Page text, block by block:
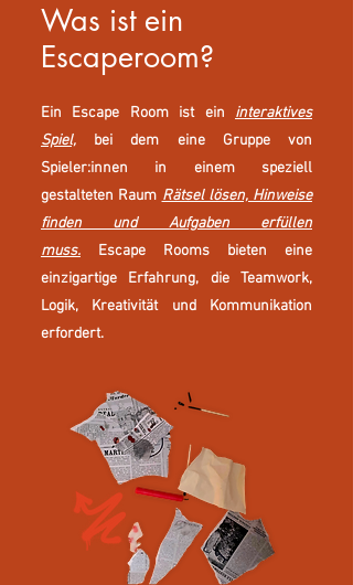
Was ist ein
Escaperoom?
Ein Escape Room ist ein interaktives
Spiel, bei dem eine Gruppe von
Spieler:innen in einem speziell
gestalteten Raum Rätsel lösen, Hinweise
finden und Aufgaben erfüllen
muss. Escape Rooms bieten eine
einzigartige Erfahrung, die Teamwork,
Logik, Kreativität und Kommunikation
erfordert.